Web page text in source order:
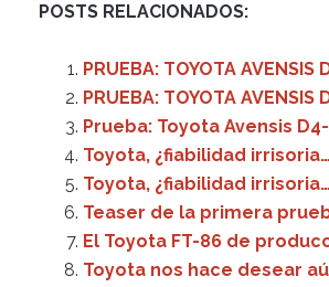
POSTS RELACIONADOS:
PRUEBA: TOYOTA
PRUEBA: TOYOTA
Prueba: Toyota Avensis
Toyota, ¿fiabilidad
Toyota, ¿fiabilidad
Teaser de la primera
El Toyota FT-86 de
Toyota nos hace desear